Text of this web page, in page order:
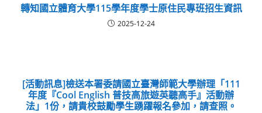
轉知國立體育大學115學年度學士原住民專班招生資訊
2025-12-24
[活動訊息]檢送本署委請國立臺灣師範大學辦理「111
年度『Cool English 普技高旅遊英聽高手』活動辦
法」1份，請貴校鼓勵學生踴躍報名參加，請查照。